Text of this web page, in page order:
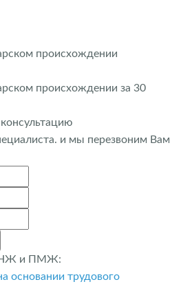
происхождении
происхождении за 30
и мы перезвоним Вам
и ПМЖ:
основании трудового